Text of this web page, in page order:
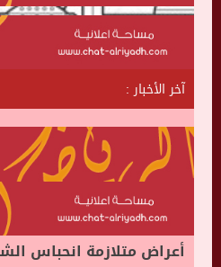
آخر الأخبار :
أعراض متلازمة انحباس